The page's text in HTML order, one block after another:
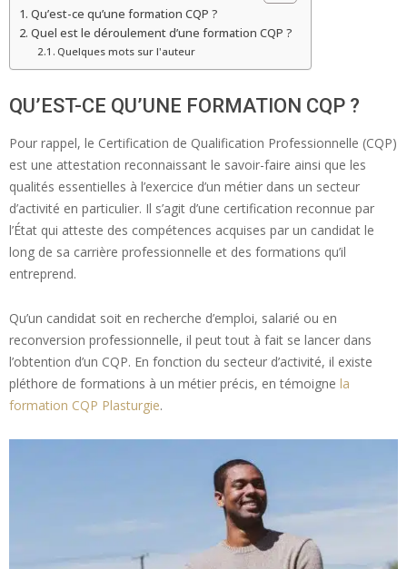
Qu’est-ce qu’une formation CQP ?
Quel est le déroulement d’une formation CQP ?
Quelques mots sur l'auteur
QU’EST-CE QU’UNE FORMATION CQP ?
Pour rappel, le Certification de Qualification Professionnelle (CQP)
est une attestation reconnaissant le savoir-faire ainsi que les
qualités essentielles à l’exercice d’un métier dans un secteur
d’activité en particulier. Il s’agit d’une certification reconnue par
l’État qui atteste des compétences acquises par un candidat le
long de sa carrière professionnelle et des formations qu’il
entreprend.
Qu’un candidat soit en recherche d’emploi, salarié ou en
reconversion professionnelle, il peut tout à fait se lancer dans
l’obtention d’un CQP. En fonction du secteur d’activité, il existe
pléthore de formations à un métier précis, en témoigne la
formation CQP Plasturgie.